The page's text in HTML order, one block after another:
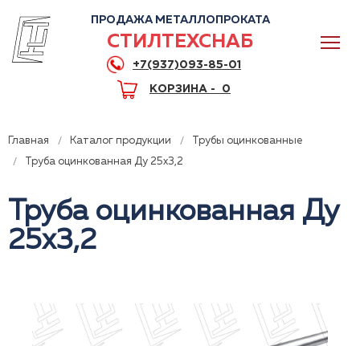
0
ПРОДАЖА МЕТАЛЛОПРОКАТА
СТИЛТЕХСНАБ
+7(937)093-85-01
КОРЗИНА - 0
Главная Каталог продукции
Трубы оцинкованные
Труба оцинкованная Ду 25x3,2
Труба оцинкованная Ду
25x3,2